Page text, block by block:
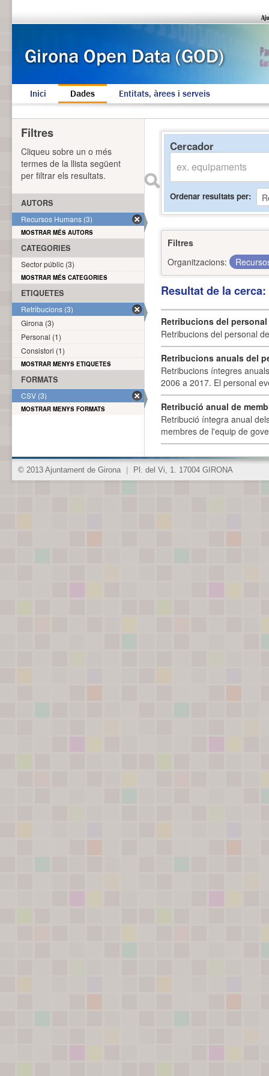
Inici Dades Entitats, àrees i serveis
Cercador
Ordenar resultats per
Filtres
Organitzacions:
Resultat de la
Retribucions del
Retribucions del personal
Retribucions anuals del
Retribucions íntegres
2006 a 2017. El personal
Retribució anual de
Retribució íntegra anual
membres de l'equip de
Filtres
Cliqueu sobre un o més
termes de la llista següent
per filtrar els resultats.
AUTORS
Recursos Humans (3)
MOSTRAR MÉS AUTORS
CATEGORIES
Sector públic (3)
MOSTRAR MÉS CATEGORIES
ETIQUETES
Retribucions (3)
Girona (3)
Personal (1)
Consistori (1)
MOSTRAR MENYS ETIQUETES
FORMATS
CSV (3)
MOSTRAR MENYS FORMATS
© 2013 Ajuntament de Girona Pl. del Vi, 1. 17004 GIRONA